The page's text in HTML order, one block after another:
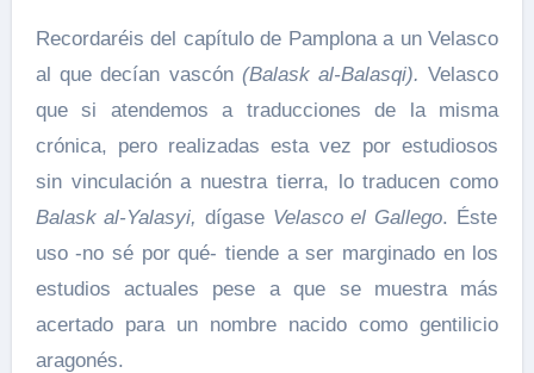
Recordaréis del capítulo de Pamplona a un Velasco
al que decían vascón (Balask al-Balasqi).Velasco
que si atendemos a traducciones de la misma
crónica, pero realizadas esta vez por estudiosos
sin vinculación a nuestra tierra, lo traducen como
Balask al-Yalasyi, dígase Velasco el Gallego. Éste
uso -no sé por qué- tiende a ser marginado en los
estudios actuales pese a que se muestra más
acertado para un nombre nacido como gentilicio
aragonés.